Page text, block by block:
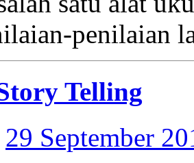
Telling
29 September